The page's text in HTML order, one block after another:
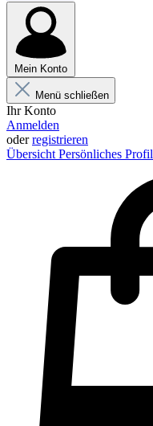
Mein Konto
Menü schließen
Ihr Konto
Anmelden
oderregistrieren
Übersicht Persönliches Profil